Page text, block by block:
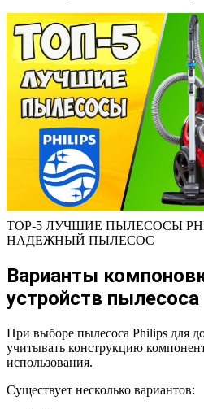
TOP-5 ЛУЧШИЕ ПЫЛЕСОСЫ
НАДЕЖНЫЙ ПЫЛЕСОС
Варианты
устройств пылесоса
При выборе пылесоса Philips для
учитывать конструкцию
использования.
Существует несколько вариантов: